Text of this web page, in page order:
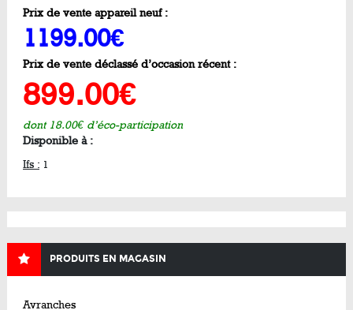
Prix de vente appareil neuf :
1199.00€
Prix de vente déclassé d’occasion récent :
899.00€
dont 18.00€ d’éco-participation
Disponible à :
Ifs : 1
PRODUITS EN MAGASIN
Avranches